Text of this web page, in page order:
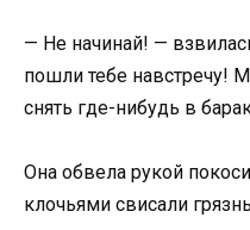
— Не начинай! —
пошли тебе навстречу!
снять где-нибудь в
Она обвела рукой
клочьями свисали